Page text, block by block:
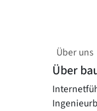
Über uns
Über